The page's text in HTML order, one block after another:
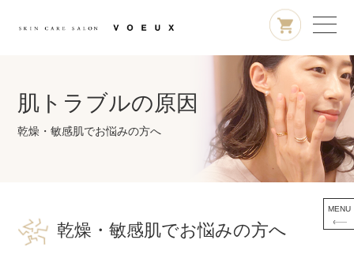
肌トラブルの原因
乾燥・敏感肌でお悩みの方へ
乾燥・敏感肌でお悩みの方へ
MENU